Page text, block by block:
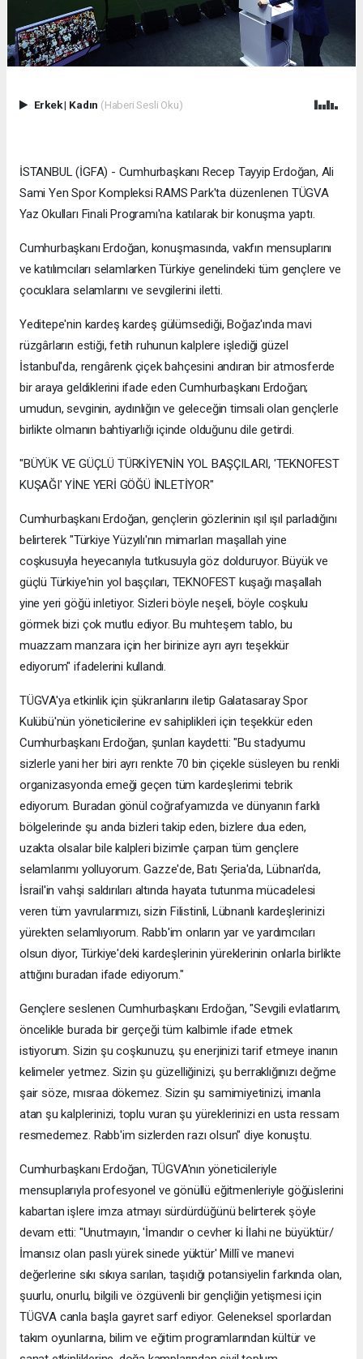
Erkek| Kadın (Haberi Sesli Oku)
İSTANBUL (İGFA) - Cumhurbaşkanı Recep Tayyip Erdoğan, Ali
Sami Yen Spor Kompleksi RAMS Park'ta düzenlenen TÜGVA
Yaz Okulları Finali Programı'na katılarak bir konuşma yaptı.
Cumhurbaşkanı Erdoğan, konuşmasında, vakfın mensuplarını
ve katılımcıları selamlarken Türkiye genelindeki tüm gençlere ve
çocuklara selamlarını ve sevgilerini iletti.
Yeditepe'nin kardeş kardeş gülümsediği, Boğaz'ında mavi
rüzgârların estiği, fetih ruhunun kalplere işlediği güzel
İstanbul'da, rengârenk çiçek bahçesini andıran bir atmosferde
bir araya geldiklerini ifade eden Cumhurbaşkanı Erdoğan;
umudun, sevginin, aydınlığın ve geleceğin timsali olan gençlerle
birlikte olmanın bahtiyarlığı içinde olduğunu dile getirdi.
"BÜYÜK VE GÜÇLÜ TÜRKİYE'NİN YOL BAŞÇILARI, 'TEKNOFEST
KUŞAĞI' YİNE YERİ GÖĞÜ İNLETİYOR"
Cumhurbaşkanı Erdoğan, gençlerin gözlerinin ışıl ışıl parladığını
belirterek "Türkiye Yüzyılı'nın mimarları maşallah yine
coşkusuyla heyecanıyla tutkusuyla göz dolduruyor. Büyük ve
güçlü Türkiye'nin yol başçıları, TEKNOFEST kuşağı maşallah
yine yeri göğü inletiyor. Sizleri böyle neşeli, böyle coşkulu
görmek bizi çok mutlu ediyor. Bu muhteşem tablo, bu
muazzam manzara için her birinize ayrı ayrı teşekkür
ediyorum" ifadelerini kullandı.
TÜGVA'ya etkinlik için şükranlarını iletip Galatasaray Spor
Kulübü'nün yöneticilerine ev sahiplikleri için teşekkür eden
Cumhurbaşkanı Erdoğan, şunları kaydetti: "Bu stadyumu
sizlerle yani her biri ayrı renkte 70 bin çiçekle süsleyen bu renkli
organizasyonda emeği geçen tüm kardeşlerimi tebrik
ediyorum. Buradan gönül coğrafyamızda ve dünyanın farklı
bölgelerinde şu anda bizleri takip eden, bizlere dua eden,
uzakta olsalar bile kalpleri bizimle çarpan tüm gençlere
selamlarımı yolluyorum. Gazze'de, Batı Şeria'da, Lübnan'da,
İsrail'in vahşi saldırıları altında hayata tutunma mücadelesi
veren tüm yavrularımızı, sizin Filistinli, Lübnanlı kardeşlerinizi
yürekten selamlıyorum. Rabb'im onların yar ve yardımcıları
olsun diyor, Türkiye'deki kardeşlerinin yüreklerinin onlarla birlikte
attığını buradan ifade ediyorum."
Gençlere seslenen Cumhurbaşkanı Erdoğan, "Sevgili evlatlarım,
öncelikle burada bir gerçeği tüm kalbimle ifade etmek
istiyorum. Sizin şu coşkunuzu, şu enerjinizi tarif etmeye inanın
kelimeler yetmez. Sizin şu güzelliğinizi, şu berraklığınızı değme
şair söze, mısraa dökemez. Sizin şu samimiyetinizi, imanla
atan şu kalplerinizi, toplu vuran şu yüreklerinizi en usta ressam
resmedemez. Rabb'im sizlerden razı olsun" diye konuştu.
Cumhurbaşkanı Erdoğan, TÜGVA'nın yöneticileriyle
mensuplarıyla profesyonel ve gönüllü eğitmenleriyle göğüslerini
kabartan işlere imza atmayı sürdürdüğünü belirterek şöyle
devam etti: "Unutmayın, 'İmandır o cevher ki İlahi ne büyüktür/
İmansız olan paslı yürek sinede yüktür' Millî ve manevi
değerlerine sıkı sıkıya sarılan, taşıdığı potansiyelin farkında olan,
şuurlu, onurlu, bilgili ve özgüvenli bir gençliğin yetişmesi için
TÜGVA canla başla gayret sarf ediyor. Geleneksel sporlardan
takım oyunlarına, bilim ve eğitim programlarından kültür ve